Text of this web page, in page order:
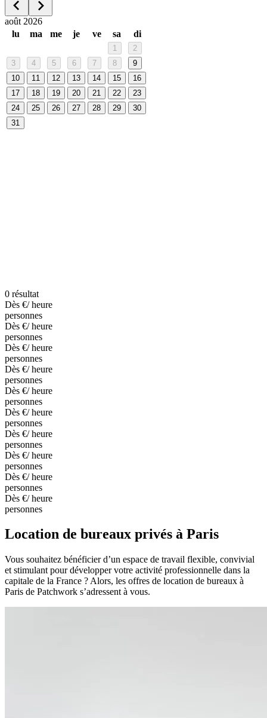
août 2026
lu
ma me je ve sa di
1
2
3
4 5 6 7 8
9
10
11 12 13 14 15
16
17
18 19 20 21 22
23
24
25 26 27 28 29
30
31
0 résultat
Dès €/ heure
personnes
Dès €/ heure
personnes
Dès €/ heure
personnes
Dès €/ heure
personnes
Dès €/ heure
personnes
Dès €/ heure
personnes
Dès €/ heure
personnes
Dès €/ heure
personnes
Dès €/ heure
personnes
Dès €/ heure
personnes
Location de bureaux privés à Paris
Vous souhaitez bénéficier d’un espace de travail flexible, convivial
et stimulant pour développer votre activité professionnelle dans la
capitale de la France ? Alors, les offres de location de bureaux à
Paris de Patchwork s’adressent à vous.